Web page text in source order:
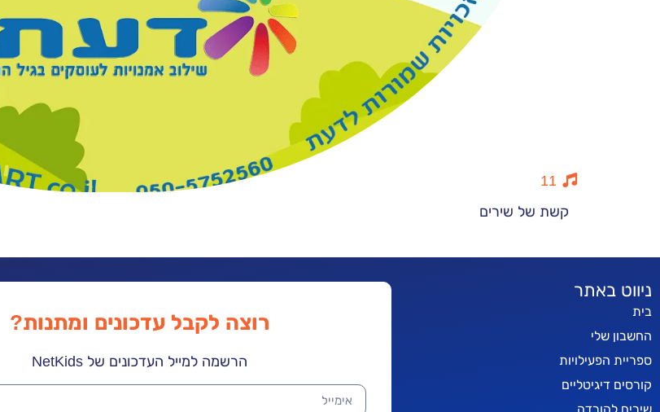
קשת של שירים
ניווט באתר
בית
החשבון שלי
ספריית הפעילויות
קורסים דיגיטליים
רוצה לקבל עדכונים ומתנות?
הרשמה למייל העדכונים של NetKids